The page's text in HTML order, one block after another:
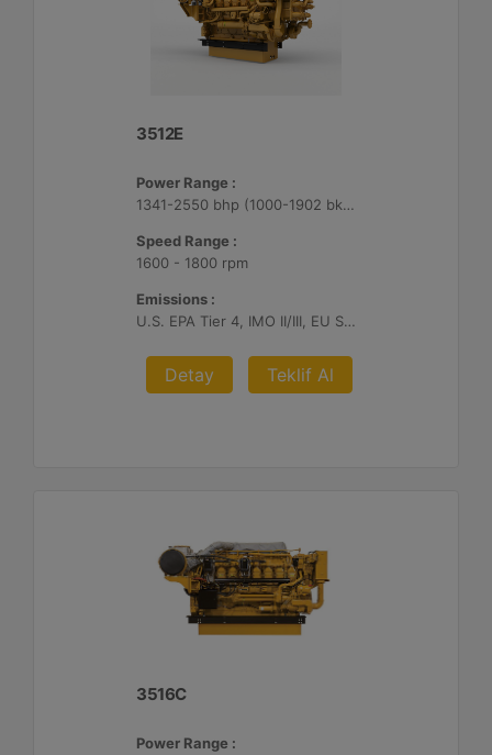
3512E
Power Range :
1341-2550 bhp (1000-1902 bkW)
Speed Range :
1600 - 1800 rpm
Emissions :
U.S. EPA Tier 4, IMO II/III, EU Stage V
Detay Teklif Al
3516C
Power Range :